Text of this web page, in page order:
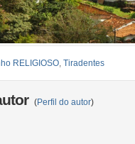
RELIGIOSO Tiradentes
(Perfil do autor)